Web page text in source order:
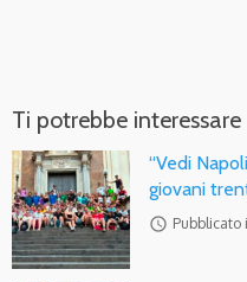
Ti potrebbe interessare
“Vedi
giovani
access_time Pubblicato